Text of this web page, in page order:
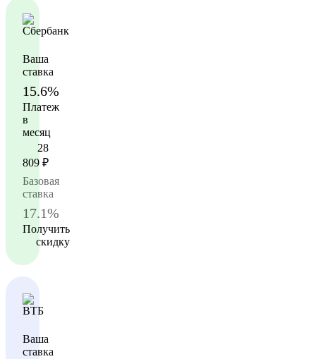
Ваша
ставка
15.6%
Платеж
в
месяц
28
809 ₽
Базовая
ставка
17.1%
Получить
скидку
Ваша
ставка